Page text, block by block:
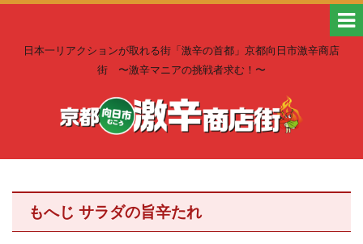
日本一リアクションが取れる街「激辛の首都」京都向日市激辛商店
街 〜激辛マニアの挑戦者求む！〜
もへじ サラダの旨辛たれ